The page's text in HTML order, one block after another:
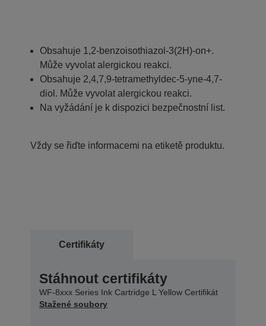
Obsahuje 1,2-benzoisothiazol-3(2H)-on+.
Může vyvolat alergickou reakci.
Obsahuje 2,4,7,9-tetramethyldec-5-yne-4,7-
diol. Může vyvolat alergickou reakci.
Na vyžádání je k dispozici bezpečnostní list.
Vždy se řiďte informacemi na etiketě produktu.
Certifikáty
Stáhnout certifikáty
WF-8xxx Series Ink Cartridge L Yellow Certifikát
Stažené soubory